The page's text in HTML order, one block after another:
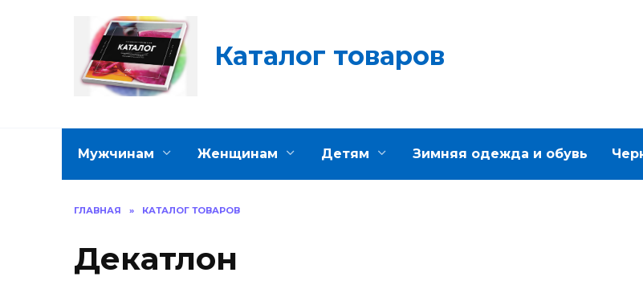
Каталог товаров
Мужчинам Женщинам Детям Зимняя одежда и обувь
ГЛАВНАЯ » КАТАЛОГ ТОВАРОВ
Декатлон